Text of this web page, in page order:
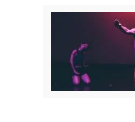
Rule of three - Critique